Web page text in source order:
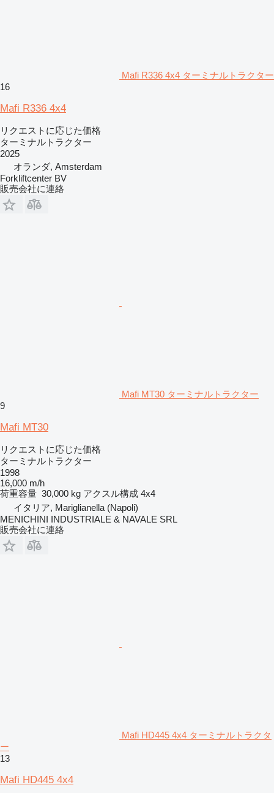
Mafi R336 4x4 ターミナルトラクター
16
Mafi R336 4x4
リクエストに応じた価格
ターミナルトラクター
2025
オランダ, Amsterdam
Forkliftcenter BV
販売会社に連絡
Mafi MT30 ターミナルトラクター
9
Mafi MT30
リクエストに応じた価格
ターミナルトラクター
1998
16,000 m/h
荷重容量 30,000 kg アクスル構成 4x4
イタリア, Mariglianella (Napoli)
MENICHINI INDUSTRIALE & NAVALE SRL
販売会社に連絡
Mafi HD445 4x4 ターミナルトラクタ
ー
13
Mafi HD445 4x4